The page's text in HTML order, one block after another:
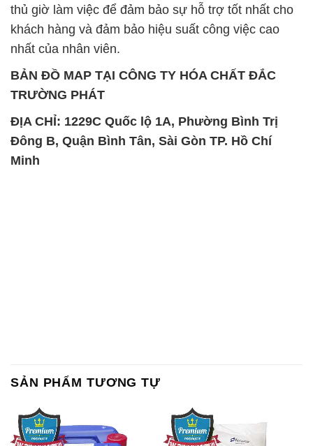
thủ giờ làm việc để đảm bảo sự hỗ trợ tốt nhất cho
khách hàng và đảm bảo hiệu suất công việc cao
nhất của nhân viên.
BẢN ĐỒ MAP TẠI CÔNG TY HÓA CHẤT ĐẮC
TRƯỜNG PHÁT
ĐỊA CHỈ: 1229C Quốc lộ 1A, Phường Bình Trị
Đông B, Quận Bình Tân, Sài Gòn TP. Hồ Chí
Minh
SẢN PHẨM TƯƠNG TỰ